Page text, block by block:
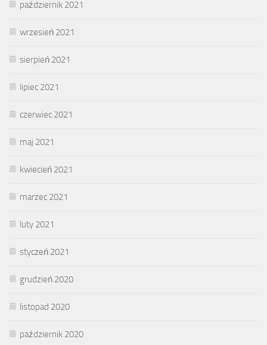
październik 2021
wrzesień 2021
sierpień 2021
lipiec 2021
czerwiec 2021
maj 2021
kwiecień 2021
marzec 2021
luty 2021
styczeń 2021
grudzień 2020
listopad 2020
październik 2020